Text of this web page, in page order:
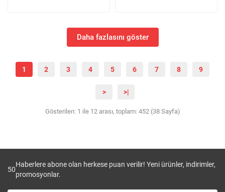
Daha fazlasını göster
1 2 3 4 5 6 7 8 9
> >|
Gösterilen: 1 ile 12 arası, toplam: 452 (38 Sayfa)
50
Haberlere abone olan herkese puan verilir! Yeni ürünler, indirimler,
promosyonlar.